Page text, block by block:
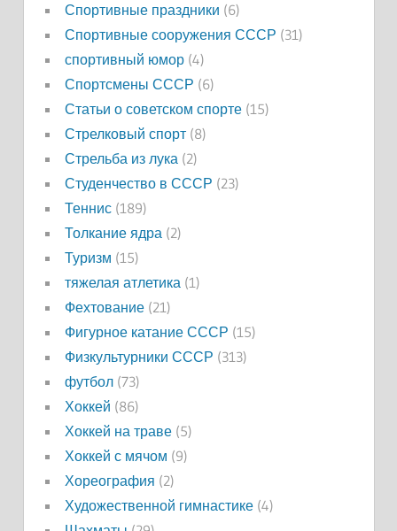
Спортивные праздники (6)
Спортивные сооружения СССР (31)
спортивный юмор(4)
Спортсмены СССР (6)
Статьи о советском спорте(15)
Стрелковый спорт(8)
Стрельба из лука(2)
Студенчество в СССР (23)
Теннис(189)
Толкание ядра(2)
Туризм (15)
тяжелая атлетика(1)
Фехтование(21)
Фигурное катание СССР (15)
Физкультурники СССР (313)
футбол(73)
Хоккей (86)
Хоккей на траве(5)
Хоккей с мячом (9)
Хореография (2)
Художественной гимнастике(4)